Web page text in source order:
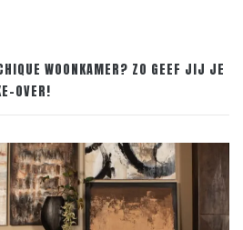
WOONKAMER? ZO GEEF JIJ JE
OVER!